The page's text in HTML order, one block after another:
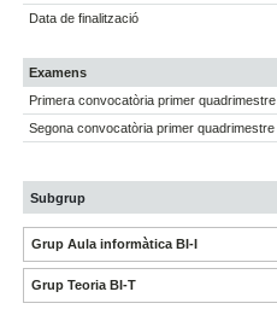
Data de finalització
Examens
Primera convocatòria primer quadrimestre
Segona convocatòria primer quadrimestre
Subgrup
Grup Aula informàtica BI-I
Grup Teoria BI-T